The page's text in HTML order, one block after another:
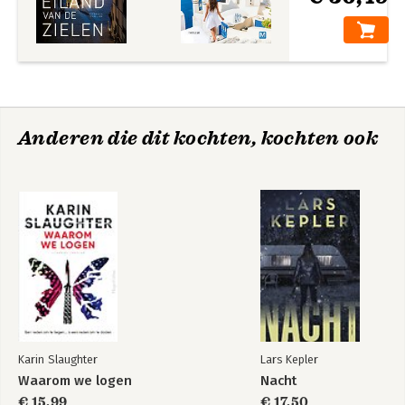
Anderen die dit kochten, kochten ook
Karin Slaughter
Waarom we logen
Lars Kepler
Nacht